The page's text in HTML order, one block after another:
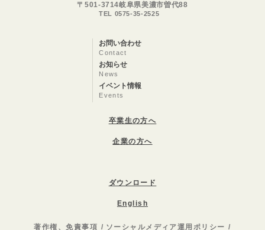
〒501-3714岐阜県美濃市曽代88
TEL 0575-35-2525
お問い合わせ
Contact
お知らせ
News
イベント情報
Events
卒業生の方へ
企業の方へ
ダウンロード
English
著作権、免責事項 ソーシャルメディア運用ポリシー